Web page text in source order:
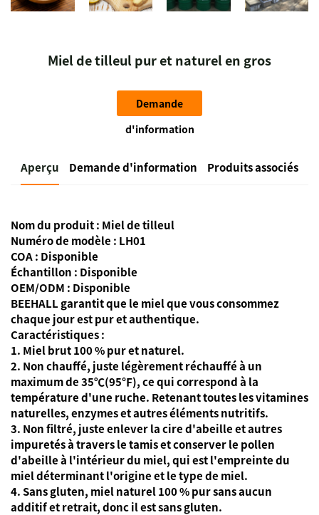
Miel de tilleul pur et naturel en gros
Demande
d'information
Aperçu Demande d'information Produits associés
Nom du produit : Miel de tilleul
Numéro de modèle : LH01
COA : Disponible
Échantillon : Disponible
OEM/ODM : Disponible
BEEHALL garantit que le miel que vous consommez
chaque jour est pur et authentique.
Caractéristiques :
1. Miel brut 100 % pur et naturel.
2. Non chauffé, juste légèrement réchauffé à un
maximum de 35℃(95℉), ce qui correspond à la
température d'une ruche. Retenant toutes les vitamines
naturelles, enzymes et autres éléments nutritifs.
3. Non filtré, juste enlever la cire d'abeille et autres
impuretés à travers le tamis et conserver le pollen
d'abeille à l'intérieur du miel, qui est l'empreinte du
miel déterminant l'origine et le type de miel.
4. Sans gluten, miel naturel 100 % pur sans aucun
additif et retrait, donc il est sans gluten.